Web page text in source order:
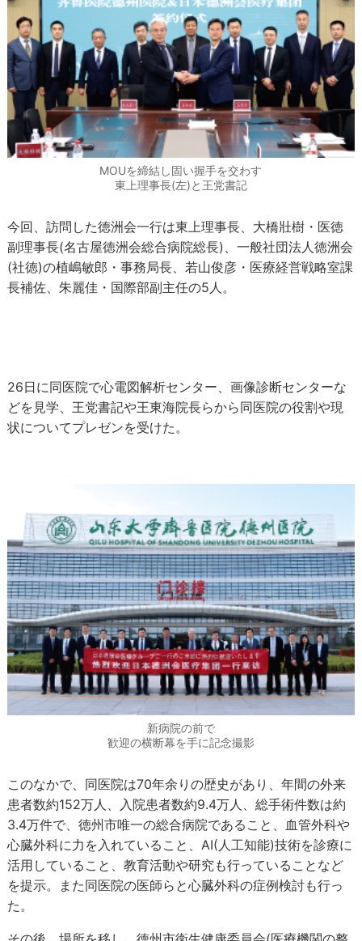
MOUを締結し固い握手を交わす
東上理事長(左)と王党書記
今回、訪問した徳洲会一行は東上理事長、大橋壯樹・医徳
副理事長(名古屋徳洲会総合病院総長)、一般社団法人徳洲会
(社徳)の植嶋敏郎・事務局長、若山俊彦・医療経営戦略室課
長補佐、朱麗佳・国際部副主任の5人。
26日に同医院で心電図解析センター、画像診断センターな
どを見学、王党書記や王東海院長らから同医院の役割や現
状についてプレゼンを受けた。
新病院の前で
歓迎の横断幕を手に記念撮影
このなかで、同医院は70年余りの歴史があり、年間の外来
患者数約152万人、入院患者数約9.4万人、総手術件数は約
3.4万件で、徳州市唯一の総合病院であること、血管外科や
心臓外科に力を入れていること、AI(人工知能)技術を診療に
活用していること、教育活動や研究も行っていることなど
を提示。また同医院の医師らと心臓外科の症例検討も行っ
た。